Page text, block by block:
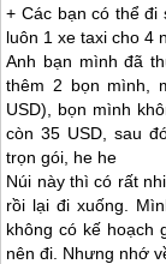
+ Các bạn có thể đi
luôn 1 xe taxi cho 4
Anh bạn mình đã
thêm 2 bọn mình,
USD), bọn mình
còn 35 USD, sau
trọn gói, he he
Núi này thì có rất
rồi lại đi xuống.
không có kế hoạch
nên đi. Nhưng nhớ